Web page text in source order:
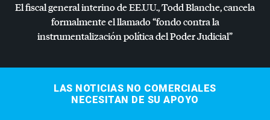
El fiscal general interino de EE.UU., Todd Blanche, cancela
formalmente el llamado “fondo contra la
instrumentalización política del Poder Judicial”
LAS NOTICIAS NO COMERCIALES
NECESITAN DE SU APOYO